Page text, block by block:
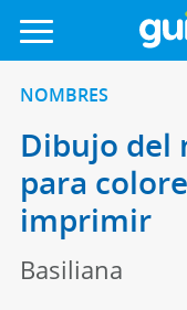
NOMBRES
Dibujo del
para
imprimir
Basiliana